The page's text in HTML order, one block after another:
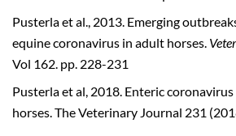
Pusterla et al., 2013. Emerging
equine coronavirus in adult horses.
Vol 162. pp. 228-231
Pusterla et al, 2018. Enteric
horses. The Veterinary Journal 231